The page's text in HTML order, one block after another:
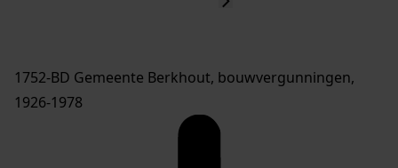
1752-BD Gemeente Berkhout, bouwvergunningen,
1926-1978